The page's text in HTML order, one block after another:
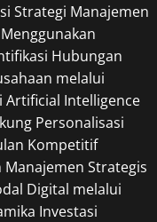
Strategi Manajemen
Hubungan
melalui
Artificial Intelligence
Personalisasi
Kompetitif
Strategis
Digital melalui
Investasi